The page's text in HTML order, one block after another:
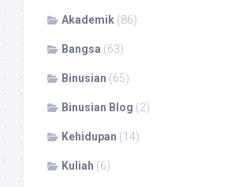
Akademik (86)
Bangsa (63)
Binusian (65)
Binusian Blog (2)
Kehidupan (14)
Kuliah (6)